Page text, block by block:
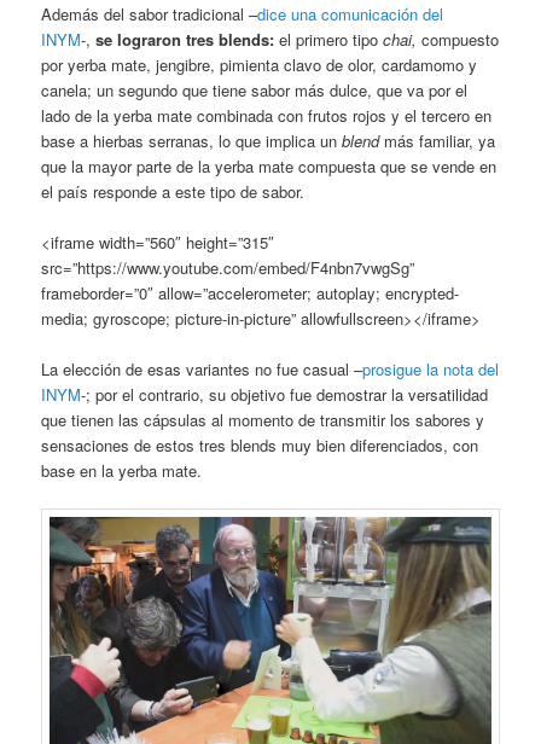
Además del sabor tradicional –dice una comunicación del
INYM-,se lograron tres blends: el primero tipochai,compuesto
por yerba mate, jengibre, pimienta clavo de olor, cardamomo y
canela; un segundo que tiene sabor más dulce, que va por el
lado de la yerba mate combinada con frutos rojos y el tercero en
base a hierbas serranas, lo que implica unblendmás familiar, ya
que la mayor parte de la yerba mate compuesta que se vende en
el país responde a este tipo de sabor.
<iframe width=”560″ height=”315″
src=”https://www.youtube.com/embed/F4nbn7vwgSg”
frameborder=”0″ allow=”accelerometer; autoplay; encrypted-
media; gyroscope; picture-in-picture” allowfullscreen></iframe>
La elección de esas variantes no fue casual –prosigue la nota del
INYM-; por el contrario, su objetivo fue demostrar la versatilidad
que tienen las cápsulas al momento de transmitir los sabores y
sensaciones de estos tres blends muy bien diferenciados, con
base en la yerba mate.